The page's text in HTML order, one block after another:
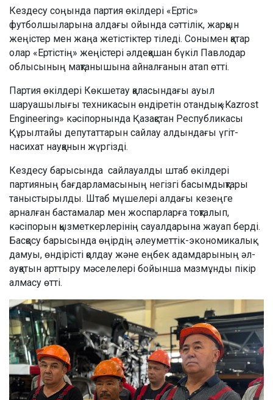
Кездесу соңында партия өкілдері «Ертіс»
футболшыларына алдағы ойында сәттілік, жарқын
жеңістер мен жаңа жетістіктер тіледі. Сонымен қатар
олар «Ертістің» жеңістері әлдеқашан бүкіл Павлодар
облысының мақтанышына айналғанын атап өтті.
Партия өкілдері Көкшетау қаласындағы ауыл
шаруашылығы техникасын өндіретін отандық «Kazrost
Engineering» кәсіпорнында Қазақстан Республикасы
Құрылтайы депутаттарын сайлау алдындағы үгіт-
насихат науқанын жүргізді.
Кездесу барысында сайлауалды штаб өкілдері
партияның бағдарламасының негізгі басымдықтары
таныстырылды. Штаб мүшелері алдағы кезеңге
арналған бастамалар мен жоспарларға тоқталып,
кәсіпорын қызметкерлерінің сауалдарына жауап берді.
Басқосу барысында өңірдің әлеуметтік-экономикалық
дамуы, өндірісті қолдау және еңбек адамдарының әл-
ауқатын арттыру мәселелері бойынша мазмұнды пікір
алмасу өтті.